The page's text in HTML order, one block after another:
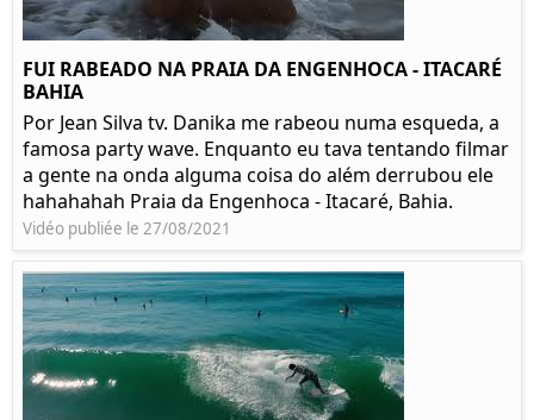
FUI RABEADO NA PRAIA DA ENGENHOCA - ITACARÉ
BAHIA
Por Jean Silva tv. Danika me rabeou numa esqueda, a
famosa party wave. Enquanto eu tava tentando filmar
a gente na onda alguma coisa do além derrubou ele
hahahahah Praia da Engenhoca - Itacaré, Bahia.
Vidéo publiée le 27/08/2021